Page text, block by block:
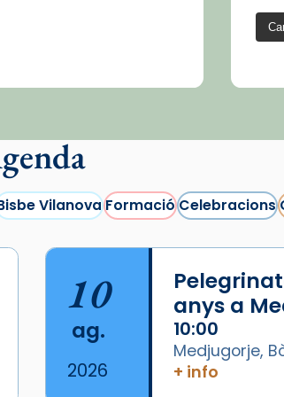
VilanovaFormacióCelebracions
10
ag.
2026
anys a
10:00
Medjugorje,
+ info